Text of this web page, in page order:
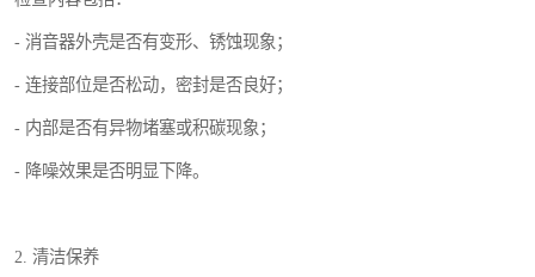
- 消音器外壳是否有变形、锈蚀现象；
- 连接部位是否松动，密封是否良好；
- 内部是否有异物堵塞或积碳现象；
- 降噪效果是否明显下降。
2. 清洁保养